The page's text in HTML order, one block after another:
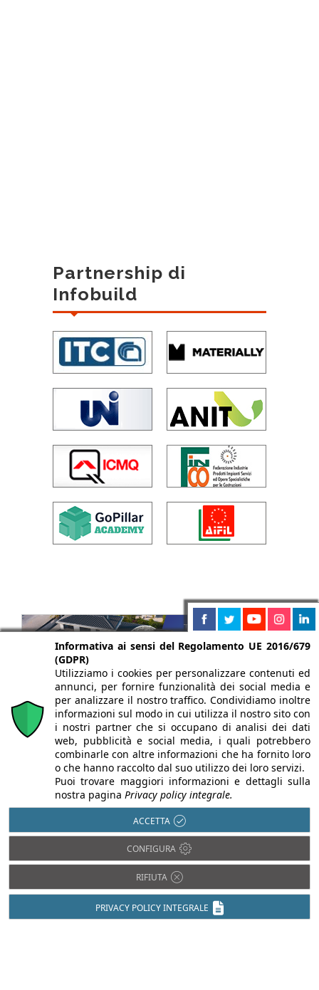
Partnership di
Infobuild
Per la tua pubblicità
newsletter
Informativa ai sensi del Regolamento UE 2016/679
(GDPR)
Utilizziamo i cookies per personalizzare contenuti ed
annunci, per fornire funzionalità dei social media e
per analizzare il nostro traffico. Condividiamo inoltre
informazioni sul modo in cui utilizza il nostro sito con
i nostri partner che si occupano di analisi dei dati
web, pubblicità e social media, i quali potrebbero
combinarle con altre informazioni che ha fornito loro
o che hanno raccolto dal suo utilizzo dei loro servizi.
Puoi trovare maggiori informazioni e dettagli sulla
nostra pagina Privacy policy integrale.
ACCETTA
CONFIGURA
RIFIUTA
PRIVACY POLICY INTEGRALE